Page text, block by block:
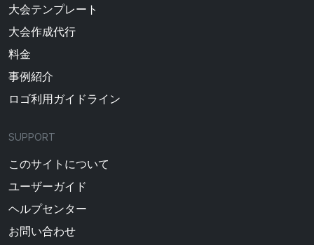
大会テンプレート
大会作成代行
料金
事例紹介
ロゴ利用ガイドライン
SUPPORT
このサイトについて
ユーザーガイド
ヘルプセンター
お問い合わせ